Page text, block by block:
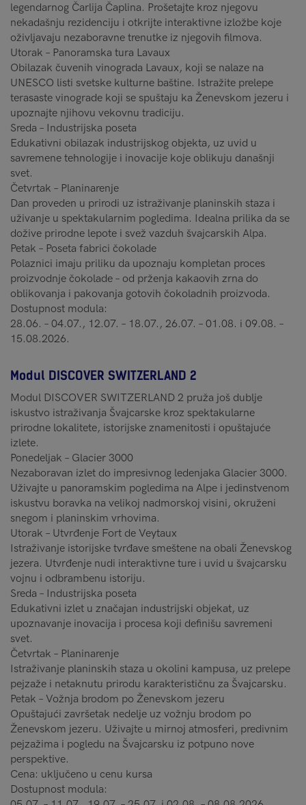
legendarnog Čarlija Čaplina. Prošetajte kroz njegovu
nekadašnju rezidenciju i otkrijte interaktivne izložbe koje
oživljavaju nezaboravne trenutke iz njegovih filmova.
Utorak – Panoramska tura Lavaux
Obilazak čuvenih vinograda Lavaux, koji se nalaze na
UNESCO listi svetske kulturne baštine. Istražite prelepe
terasaste vinograde koji se spuštaju ka Ženevskom jezeru i
upoznajte njihovu vekovnu tradiciju.
Sreda – Industrijska poseta
Edukativni obilazak industrijskog objekta, uz uvid u
savremene tehnologije i inovacije koje oblikuju današnji
svet.
Četvrtak – Planinarenje
Dan proveden u prirodi uz istraživanje planinskih staza i
uživanje u spektakularnim pogledima. Idealna prilika da se
dožive prirodne lepote i svež vazduh švajcarskih Alpa.
Petak – Poseta fabrici čokolade
Polaznici imaju priliku da upoznaju kompletan proces
proizvodnje čokolade – od prženja kakaovih zrna do
oblikovanja i pakovanja gotovih čokoladnih proizvoda.
Dostupnost modula:
28.06. – 04.07., 12.07. – 18.07., 26.07. – 01.08. i 09.08. –
15.08.2026.
Modul DISCOVER SWITZERLAND 2
Modul DISCOVER SWITZERLAND 2 pruža još dublje
iskustvo istraživanja Švajcarske kroz spektakularne
prirodne lokalitete, istorijske znamenitosti i opuštajuće
izlete.
Ponedeljak – Glacier 3000
Nezaboravan izlet do impresivnog ledenjaka Glacier 3000.
Uživajte u panoramskim pogledima na Alpe i jedinstvenom
iskustvu boravka na velikoj nadmorskoj visini, okruženi
snegom i planinskim vrhovima.
Utorak – Utvrđenje Fort de Veytaux
Istraživanje istorijske tvrđave smeštene na obali Ženevskog
jezera. Utvrđenje nudi interaktivne ture i uvid u švajcarsku
vojnu i odbrambenu istoriju.
Sreda – Industrijska poseta
Edukativni izlet u značajan industrijski objekat, uz
upoznavanje inovacija i procesa koji definišu savremeni
svet.
Četvrtak – Planinarenje
Istraživanje planinskih staza u okolini kampusa, uz prelepe
pejzaže i netaknutu prirodu karakterističnu za Švajcarsku.
Petak – Vožnja brodom po Ženevskom jezeru
Opuštajući završetak nedelje uz vožnju brodom po
Ženevskom jezeru. Uživajte u mirnoj atmosferi, predivnim
pejzažima i pogledu na Švajcarsku iz potpuno nove
perspektive.
Cena: uključeno u cenu kursa
Dostupnost modula: